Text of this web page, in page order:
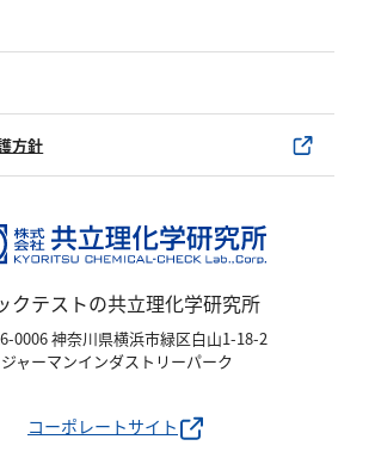
ついて
ついて
ついて
方針
クテストの共立理化学研究所
0006 神奈川県横浜市緑区白山1-18-2
ジャーマンインダストリーパーク
コーポレートサイト
ヒド